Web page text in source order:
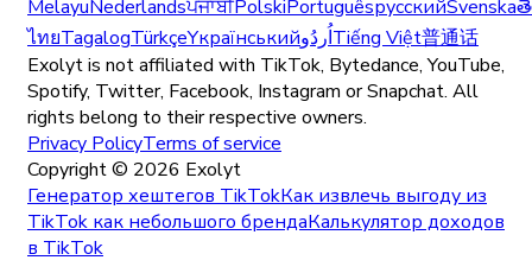
MelayuNederlandsਪੰਜਾਬੀPolskiPortuguêsрусскийSvenska
ไทยTagalogTürkçeYкраїнськийاُردُوTiếng Việt普通话
Exolyt is not affiliated with TikTok, Bytedance, YouTube,
Spotify, Twitter, Facebook, Instagram or Snapchat. All
rights belong to their respective owners.
Privacy PolicyTerms of service
Copyright © 2026 Exolyt
Генератор хештегов TikTokКак извлечь выгоду из
TikTok как небольшого брендаКалькулятор доходов
в TikTok